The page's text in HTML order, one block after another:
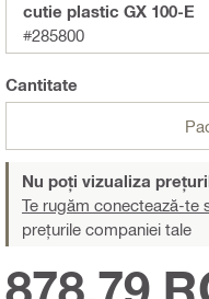
cutie plastic GX 100-E
#285800
Cantitate
Nu poți vizualiza
Te rugăm conectează-te
prețurile companiei tale